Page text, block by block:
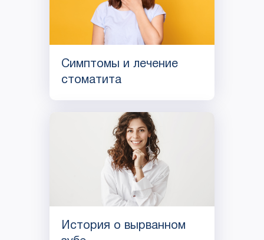
Симптомы и лечение
стоматита
История о вырванном